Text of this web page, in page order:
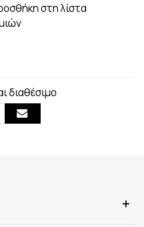
στη λίστα
διαθέσιμο